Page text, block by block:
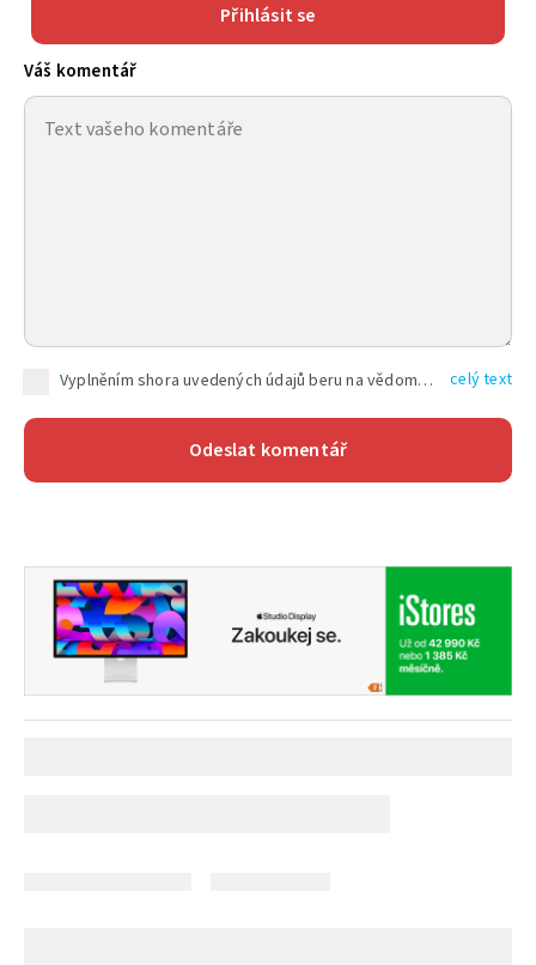
Přihlásit se
Váš komentář
Vyplněním shora uvedených údajů beru na vědomí, že společnost TEXT FACTORY s.r.o., sídlem Brno, Durďákova 336/29, Černá Pole, PSČ: 613 00, IČ: 06157831, zapsané u Krajského soudu v Brně, oddíl C, vložka 100399, bude zpracovávat mé osobní údaje uvedené v rámci mnou vyplněného registračního formuláře na základě oprávněných zájmů TEXT FACTORY s.r.o. dle čl. 6 odst. 1 písm. f) GDPR a pro splnění právních povinností (čl. 6 odst. 1 písm. c) GDPR), a to pro tyto účely: nezbytnost zajistit oprávnění návštěvníka webových stránek provozovaných společností TEXT FACTORY s.r.o. přispívat aktivně ke zveřejněným článkům nebo v rámci diskusních fór a výkon práv TEXT FACTORY s.r.o. jako administrátora těchto diskusních fór. Více informací o zpracování osobních údajů a právech lze nalézt v celý text